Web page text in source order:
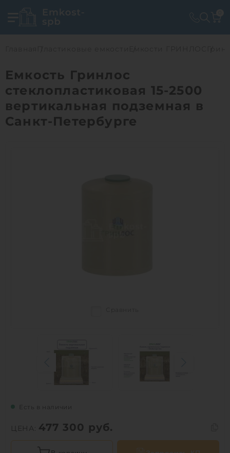
Емкость Гринлос
стеклопластиковая 15-2500
вертикальная подземная в
Санкт-Петербурге
Есть в наличии
ЦЕНА: 477 300 руб.